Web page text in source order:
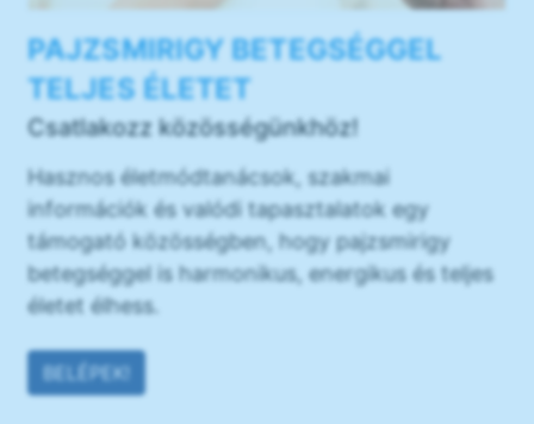
PAJZSMIRIGY BETEGSÉGGEL
TELJES ÉLETET
Csatlakozz közösségünkhöz!
Hasznos életmódtanácsok, szakmai
információk és valódi tapasztalatok egy
támogató közösségben, hogy pajzsmirigy
betegséggel is harmonikus, energikus és teljes
életet élhess.
BELÉPEK!